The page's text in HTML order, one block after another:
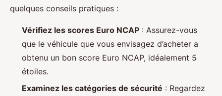
quelques conseils pratiques :
Vérifiez les scores Euro NCAP : Assurez-vous
que le véhicule que vous envisagez d’acheter a
obtenu un bon score Euro NCAP, idéalement 5
étoiles.
Examinez les catégories de sécurité : Regardez